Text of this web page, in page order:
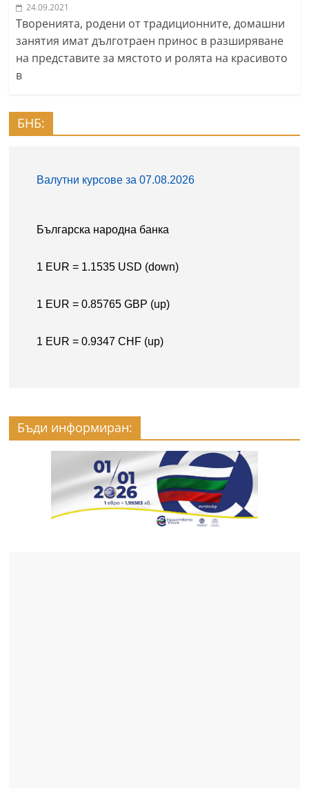
24.09.2021
Творенията, родени от традиционните, домашни
занятия имат дълготраен принос в разширяване
на представите за мястото и ролята на красивото
в
БНБ:
Бъди информиран: